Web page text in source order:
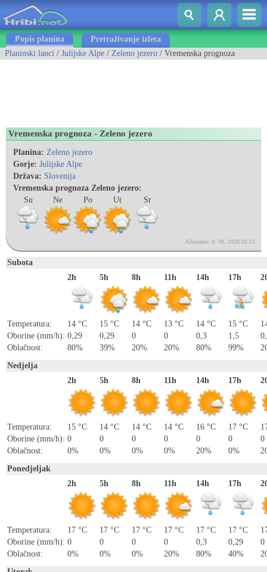
Popis planina
Pretraživanje izleta
Planinski lanci / Julijske Alpe / Zeleno jezero / Vremenska prognoza
Vremenska prognoza - Zeleno jezero
Planina: Zeleno jezero
Gorje: Julijske Alpe
Država: Slovenija
Vremenska prognoza Zeleno jezero:
Su
Ne Po Ut Sr
Ažurirano: 8. 08. 2026 02:15
Subota
2h
Temperatura:
14 °C
Oborine (mm/h): 0,29
Oblačnost:
80%
5h
15 °C
0,29
39%
8h
14 °C
0
20%
11h
13 °C
0
20%
14h
14 °C
0,3
80%
17h
15 °C
1,5
99%
Nedjelja
2h
Temperatura:
15 °C
Oborine (mm/h): 0
Oblačnost:
0%
5h
14 °C
0
0%
8h
14 °C
0
0%
11h
14 °C
0
0%
14h
16 °C
0
20%
17h
17 °C
0
0%
0
Ponedjeljak
2h
Temperatura:
17 °C
Oborine (mm/h): 0
Oblačnost:
0%
5h
17 °C
0
0%
8h
17 °C
0
0%
11h
17 °C
0
20%
14h
17 °C
0,3
80%
17h
17 °C
0,29
40%
0